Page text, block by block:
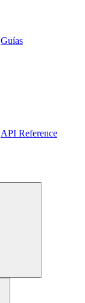
Guías
API Reference